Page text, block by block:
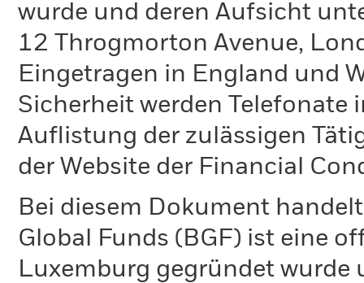
wurde und deren Aufsicht
12 Throgmorton Avenue,
Eingetragen in England und
Sicherheit werden Telefonate
Auflistung der zulässigen
der Website der Financial
Bei diesem Dokument
Global Funds (BGF) ist eine
Luxemburg gegründet